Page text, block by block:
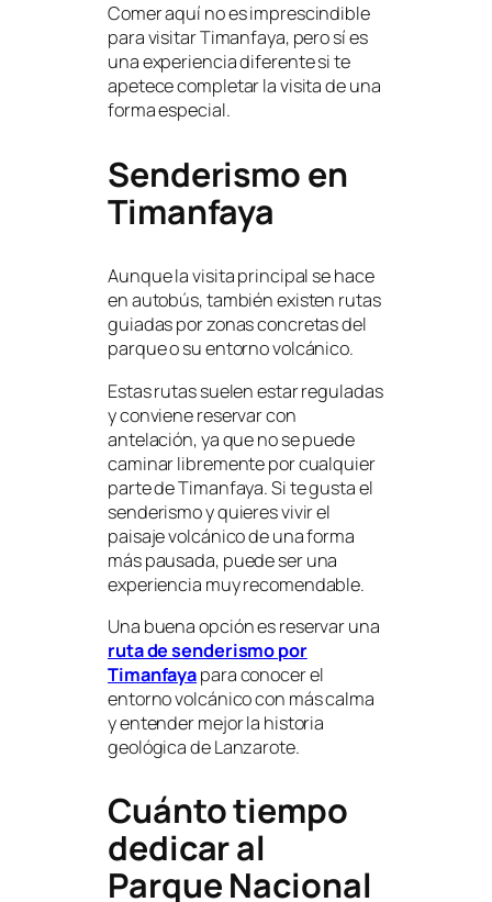
Comer aquí no es imprescindible
para visitar Timanfaya, pero sí es
una experiencia diferente si te
apetece completar la visita de una
forma especial.
Senderismo en
Timanfaya
Aunque la visita principal se hace
en autobús, también existen rutas
guiadas por zonas concretas del
parque o su entorno volcánico.
Estas rutas suelen estar reguladas
y conviene reservar con
antelación, ya que no se puede
caminar libremente por cualquier
parte de Timanfaya. Si te gusta el
senderismo y quieres vivir el
paisaje volcánico de una forma
más pausada, puede ser una
experiencia muy recomendable.
Una buena opción es reservar una
ruta de senderismo por
Timanfayapara conocer el
entorno volcánico con más calma
y entender mejor la historia
geológica de Lanzarote.
Cuánto tiempo
dedicar al
Parque Nacional